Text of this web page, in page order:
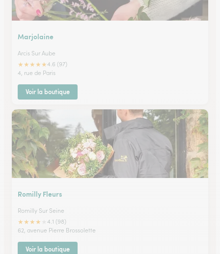
Marjolaine
Arcis Sur Aube
★★★★★4.6 (97)
4, rue de Paris
Voir la boutique
Romilly Fleurs
Romilly Sur Seine
★★★★
4.1 (98)
62, avenue Pierre Brossolette
Voir la boutique